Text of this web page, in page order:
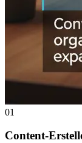
01
Content-